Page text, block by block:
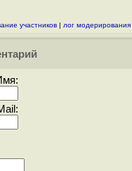
участников | лог модерирования